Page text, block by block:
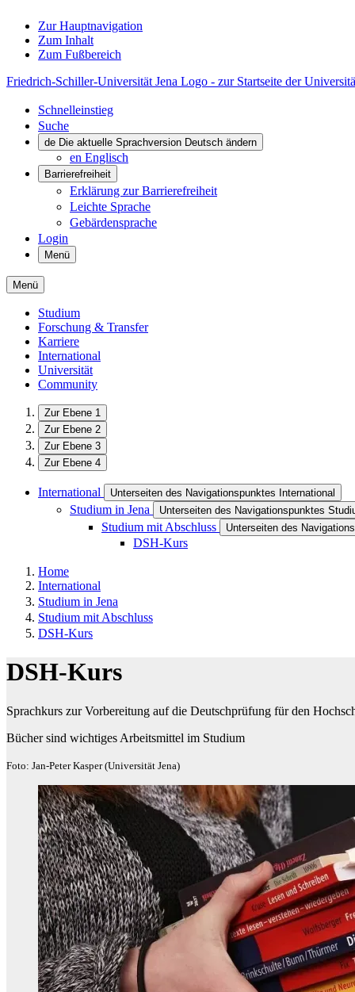
Zur Hauptnavigation
Zum Inhalt
Zum Fußbereich
Friedrich-Schiller-Universität Jena Logo - zur Startseite der
Schnelleinstieg
Suche
de Die aktuelle Sprachversion Deutsch ändern
en Englisch
Barrierefreiheit
Erklärung zur Barrierefreiheit
Leichte Sprache
Gebärdensprache
Login
Menü
Menü
Studium
Forschung & Transfer
Karriere
International
Universität
Community
Zur Ebene 1
Zur Ebene 2
Zur Ebene 3
Zur Ebene 4
International Unterseiten des Navigationspunktes International
Studium in Jena Unterseiten des Navigationspunktes
Studium mit Abschluss Unterseiten des
DSH-Kurs
Home
International
Studium in Jena
Studium mit Abschluss
DSH-Kurs
DSH-Kurs
Sprachkurs zur Vorbereitung auf die Deutschprüfung für den
Bücher sind wichtiges Arbeitsmittel im Studium
Foto: Jan-Peter Kasper (Universität Jena)